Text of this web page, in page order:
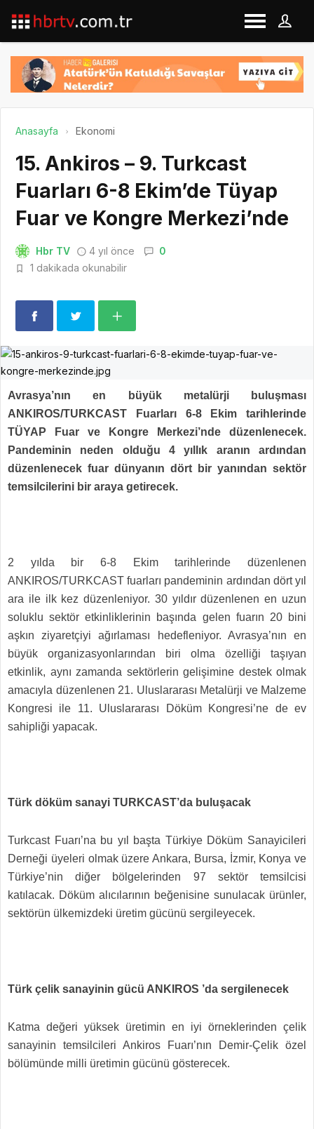
Anasayfa Ekonomi
15. Ankiros – 9. Turkcast
Fuarları 6-8 Ekim’de Tüyap
Fuar ve Kongre Merkezi’nde
Hbr TV 4 yıl önce
0
1 dakikada okunabilir
Avrasya’nın en büyük metalürji buluşması
ANKIROS/TURKCAST Fuarları 6-8 Ekim tarihlerinde
TÜYAP Fuar ve Kongre Merkezi’nde düzenlenecek.
Pandeminin neden olduğu 4 yıllık aranın ardından
düzenlenecek fuar dünyanın dört bir yanından sektör
temsilcilerini bir araya getirecek.
2 yılda bir 6-8 Ekim tarihlerinde düzenlenen
ANKIROS/TURKCAST fuarları pandeminin ardından dört yıl
ara ile ilk kez düzenleniyor. 30 yıldır düzenlenen en uzun
soluklu sektör etkinliklerinin başında gelen fuarın 20 bini
aşkın ziyaretçiyi ağırlaması hedefleniyor. Avrasya’nın en
büyük organizasyonlarından biri olma özelliği taşıyan
etkinlik, aynı zamanda sektörlerin gelişimine destek olmak
amacıyla düzenlenen 21. Uluslararası Metalürji ve Malzeme
Kongresi ile 11. Uluslararası Döküm Kongresi’ne de ev
sahipliği yapacak.
Türk döküm sanayi TURKCAST’da buluşacak
Turkcast Fuarı’na bu yıl başta Türkiye Döküm Sanayicileri
Derneği üyeleri olmak üzere Ankara, Bursa, İzmir, Konya ve
Türkiye’nin diğer bölgelerinden 97 sektör temsilcisi
katılacak. Döküm alıcılarının beğenisine sunulacak ürünler,
sektörün ülkemizdeki üretim gücünü sergileyecek.
Türk çelik sanayinin gücü ANKIROS ’da sergilenecek
Katma değeri yüksek üretimin en iyi örneklerinden çelik
sanayinin temsilcileri Ankiros Fuarı’nın Demir-Çelik özel
bölümünde milli üretimin gücünü gösterecek.